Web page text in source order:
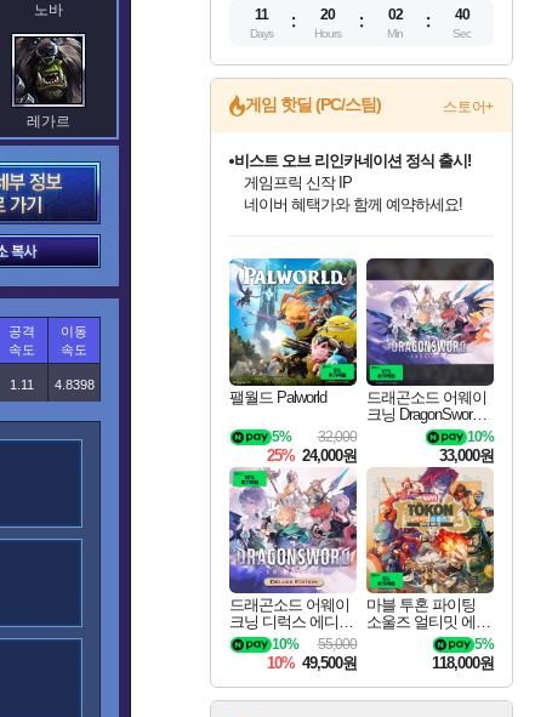
노바
레가르
말가니스
바리안
공격
속도
이동
속도
1.11 4.8398
11
Days
20
Hours
02
Min
39
Sec
게임 핫딜 (PC/스팀) 스토어+
최대 90% 할인가를 만나보세요!
네이버혜택과 함께 만나보세요!
50%할인&추가 적립까지!
네이버 포인트 혜택까지!
이니&베니 혜택까지!
네이버 혜택가와 함께 예약하세요!
커세어 코브 출시 기념 할인!
해적'섬'을 발전시키자!
할인&네이버혜택으로 만나보세요!
네이버페이 혜택과 만나보세요!
40주년 프로모션으로 만나보세요!
할인가에 만나보세요!
일부 에디션 상시 할인!
혜택으로 예약 판매 중
편안하게 충전하세요
팰월드 Palworld
32,000
5%
25% 24,000원
드래곤소드 어웨이
크닝 DragonSword A
10%
33,000원
드래곤소드 어웨이
크닝 디럭스 에디션
DragonSword Awake
ning Deluxe Edition
55,000
10%
10% 49,500원
마블 투혼 파이팅
소울즈 얼티밋 에디
션 MARVEL Tokon
Fighting Souls Ultima
5%
118,000원